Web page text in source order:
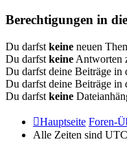
Berechtigungen in
Du darfst keine neuen
Du darfst keine Antworten
Du darfst deine Beiträge in
Du darfst deine Beiträge in
Du darfst keine
Hauptseite Foren-
Alle Zeiten sind